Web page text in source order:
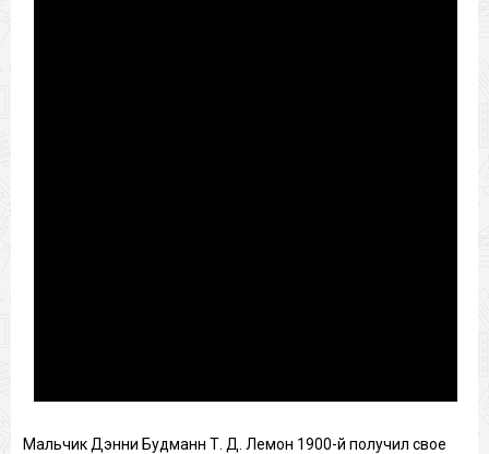
Мальчик Дэнни Будманн Т. Д. Лемон 1900-й получил свое